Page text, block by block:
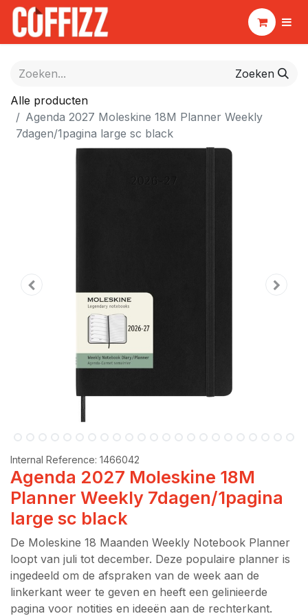
Zoeken
Alle producten
Agenda 2027 Moleskine 18M Planner Weekly
7dagen/1pagina large sc black
Internal Reference: 1466042
Agenda 2027 Moleskine 18M
Planner Weekly 7dagen/1pagina
large sc black
De Moleskine 18 Maanden Weekly Notebook Planner
loopt van juli tot december. Deze populaire planner is
ingedeeld om de afspraken van de week aan de
linkerkant weer te geven en heeft een gelinieerde
pagina voor notities en ideeën aan de rechterkant.